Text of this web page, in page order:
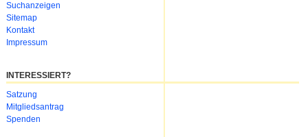
Suchanzeigen
Sitemap
Kontakt
Impressum
INTERESSIERT?
Navigation
überspringen
Satzung
Mitgliedsantrag
Spenden